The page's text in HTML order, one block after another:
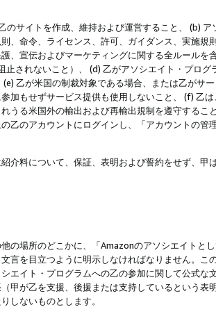
サイトを作成、維持および運営すること、 (b) ア
、命令、ライセンス、許可、ガイダンス、実施規
、宣伝およびマーケティングに関する全ルールを
されないこと）、 (d) 乙がアソシエイト・プログ
乙が米国の制裁対象である場合、または乙がサ
加もせずサービス提供も使用しないこと、 (f) 乙は
うる米国外の輸出および再輸出規制を遵守するこ
乙のアカウントにログインし、「アカウントの管
介料について、保証、表明および誓約をせず、甲
の場所のどこかに、「Amazonのアソシエイトと
言を目立つように明示しなければなりません。こ
エイト・プログラムへの乙の参加に関して公式な
甲が乙を支援、後援または支持しているという表
しないものとします。